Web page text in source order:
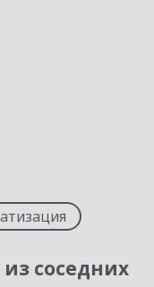
соседних